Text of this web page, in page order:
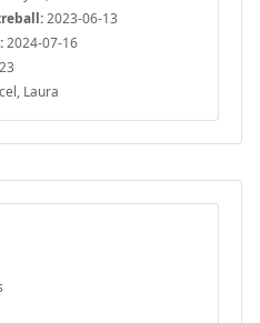
2023-06-13
2024-07-16
Laura